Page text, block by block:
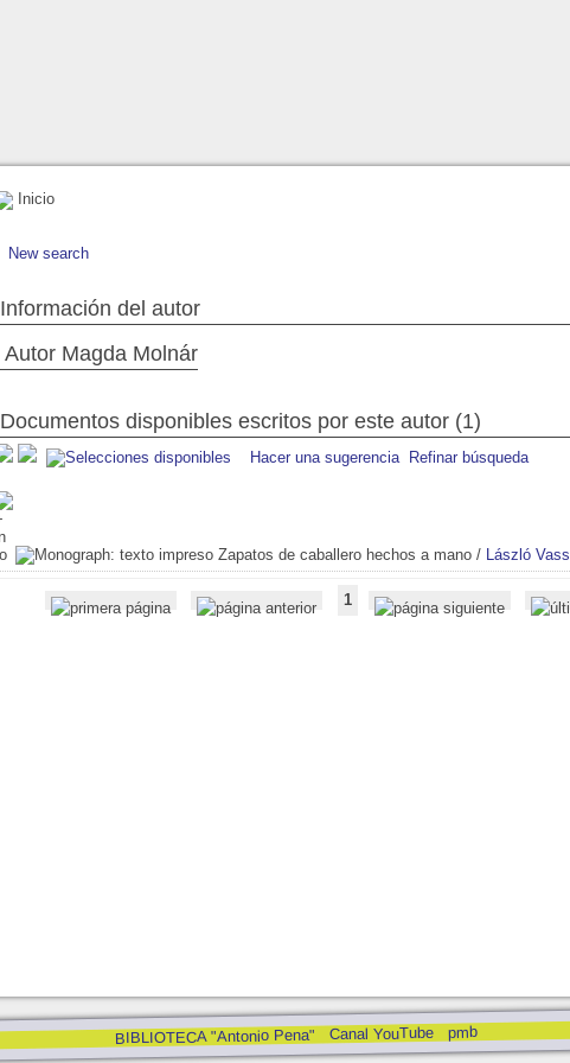
Inicio
New search
Información del autor
Autor Magda Molnár
Documentos disponibles escritos por este autor (1)
Hacer una sugerencia Refinar búsqueda
Zapatos de caballero hechos a mano / László Vass
1
BIBLIOTECA "Antonio Pena" Canal YouTube pmb